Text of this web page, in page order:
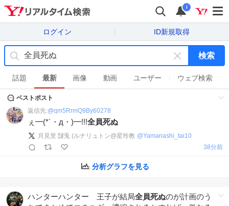
i
ログイン ID新規取得
キ
ー
ワ
消
検索
話題 最新 画像 動画 ユーザー ウェブ検索
ベストポスト
返信先:@qm5RrmQ9By60278
ぇ━(*´・д・)━!!!全員死ぬ
月見里 靆兎 (ルナリュトン@星玲教 @Yamanashi_tai10
39分前
分析グラフを見る
ハンターハンター 王子が結局全員死ぬのが計画のう